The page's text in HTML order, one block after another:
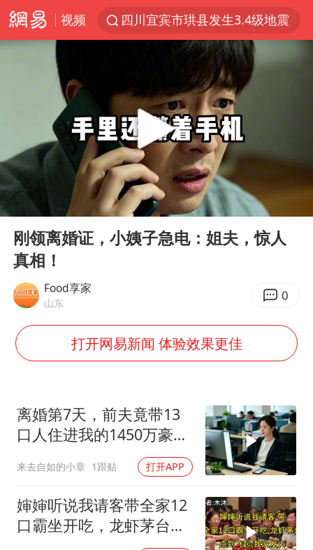
视频
四川宜宾市珙县发生3.4级地震
白海豚将正面袭击贯穿浙江
香港宏福苑火灾或由烟头引起
浙江台州《告全体市民书》
周末打虎 宋致远被查
郑丽文：台湾从来没有“独立”过
万岁山接盘烂尾恒大文旅城
戚薇谈把脸交给AI
习近平心系体育强国建设
Play
19:58
刚领离婚证，小姨子急电：姐夫，惊人
真相！
Food享家
山东 0
打开网易新闻 体验效果更佳
离婚第7天，前夫竟带13
口人住进我的1450万豪
来去自如的小章 1跟贴 打开APP
婶婶听说我请客带全家12
口霸坐开吃，龙虾茅台点